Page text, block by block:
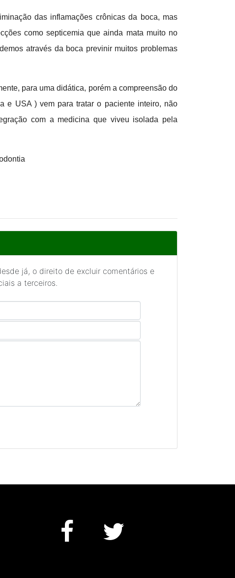
das inflamações crônicas da boca, mas
como septicemia que ainda mata muito no
através da boca previnir muitos problemas
para uma didática, porém a compreensão do
e USA ) vem para tratar o paciente inteiro, não
com a medicina que viveu isolada pela
já, o direito de excluir comentários e
a terceiros.